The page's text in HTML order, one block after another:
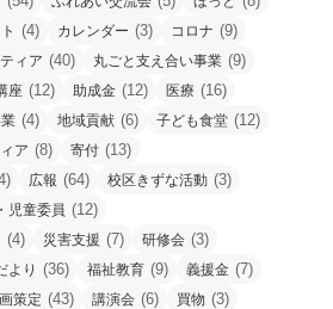
(4) カレンダー (3) コロナ (9)
ィア (40) 丸ごと支え合い事業 (9)
座 (12) 助成金 (12) 医療 (16)
(4) 地域貢献 (6) 子ども食堂 (12)
ア (8) 寄付 (13)
広報 (64) 校区きずな活動 (3)
児童委員 (12)
(4) 災害支援 (7) 研修会 (3)
より (36) 福祉教育 (9) 義援金 (7)
策定 (43) 講演会 (6) 買物 (3)